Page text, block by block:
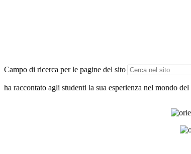
Campo di ricerca per le pagine del sito
ha raccontato agli studenti la sua esperienza nel mondo